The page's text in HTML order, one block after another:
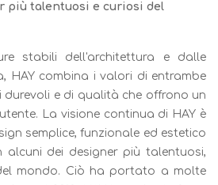
più talentuosi e curiosi del
stabili dell'architettura e dalle
HAY combina i valori di entrambe
e di qualità che offrono un
La visione continua di HAY è
semplice, funzionale ed estetico
alcuni dei designer più talentuosi,
mondo. Ciò ha portato a molte